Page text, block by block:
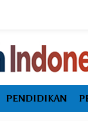
PENDIDIKAN